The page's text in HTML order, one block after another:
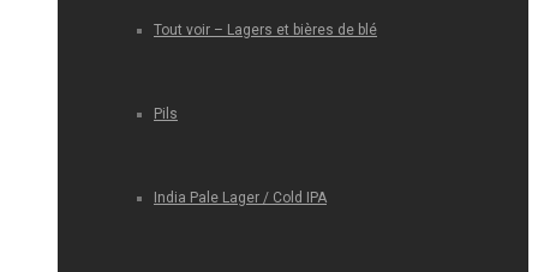
Tout voir – Lagers et bières de blé
Pils
India Pale Lager / Cold IPA